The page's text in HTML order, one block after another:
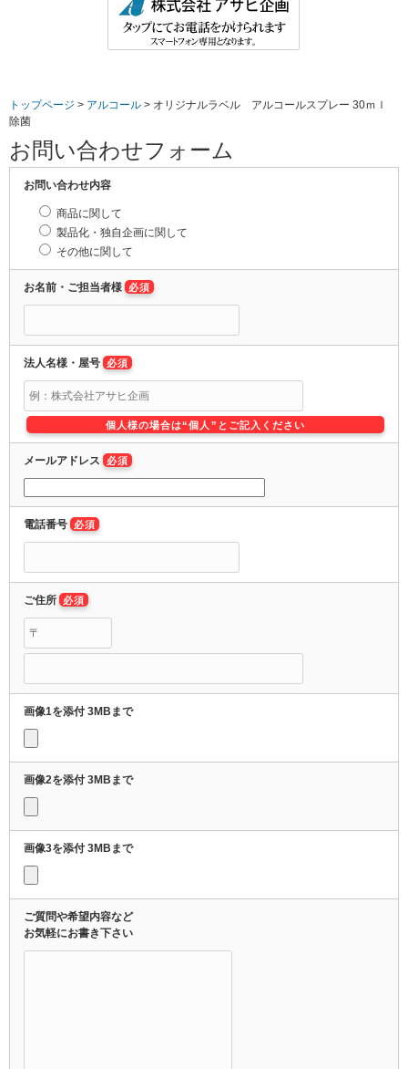
トップページ > アルコール > オリジナルラベル アルコールスプレー 30ｍｌ
除菌
お問い合わせフォーム
お問い合わせ内容
商品に関して
製品化・独自企画に関して
その他に関して
お名前・ご担当者様 必須
法人名様・屋号 必須
個人様の場合は“個人”とご記入ください
メールアドレス 必須
電話番号 必須
ご住所 必須
画像1を添付 3MBまで
画像2を添付 3MBまで
画像3を添付 3MBまで
ご質問や希望内容など
お気軽にお書き下さい